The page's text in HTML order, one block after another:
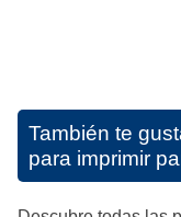
También te
para imprimir